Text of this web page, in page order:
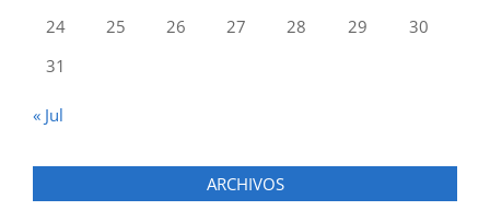
24
25 26 27 28 29
30
31
« Jul
ARCHIVOS